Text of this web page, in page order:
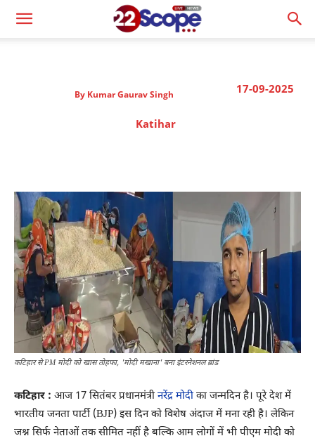
17-09-2025
By Kumar Gaurav Singh
Katihar
कटिहार से PM मोदी को खास तोहफा, 'मोदी मखाना' बना इंटरनेशनल ब्रांड
कटिहार : आज 17 सितंबर प्रधानमंत्री नरेंद्र मोदीका जन्मदिन है। पूरे देश में
भारतीय जनता पार्टी (BJP) इस दिन को विशेष अंदाज में मना रही है। लेकिन
जश्न सिर्फ नेताओं तक सीमित नहीं है बल्कि आम लोगों में भी पीएम मोदी को